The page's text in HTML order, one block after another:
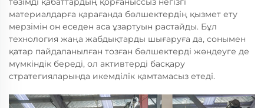
материалдарға қарағанда бөлшектердің қызмет ету
мерзімін он еседен аса ұзартуын растайды. Бұл
технология жаңа жабдықтарды шығаруға да, сонымен
қатар пайдаланылған тозған бөлшектерді жөндеуге де
мүмкіндік береді, ол активтерді басқару
стратегияларында икемділік қамтамасыз етеді.